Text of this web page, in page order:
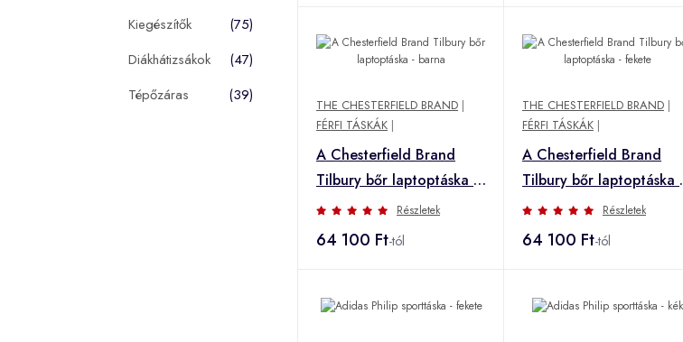
Kiegészítők
(75)
Diákhátizsákok
(47)
Tépőzáras
(39)
THE CHESTERFIELD BRAND |
FÉRFI TÁSKÁK |
A Chesterfield Brand
Tilbury bőr laptoptáska -
barna
Részletek
64 100 Ft-tól
THE CHESTERFIELD BRAND |
FÉRFI TÁSKÁK |
A Chesterfield Brand
Tilbury bőr laptoptáska -
fekete
Részletek
64 100 Ft-tól